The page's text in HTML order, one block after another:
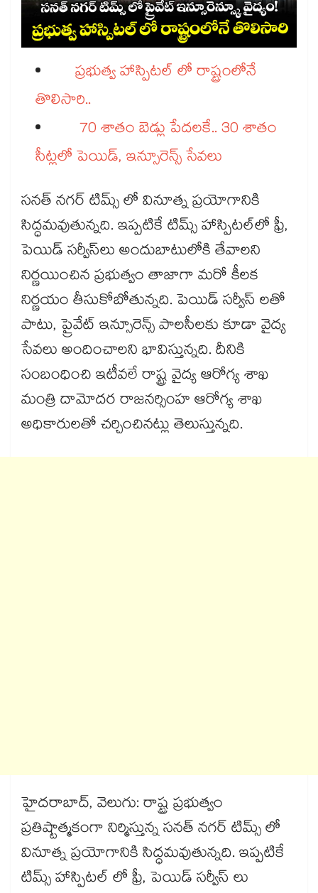
ప్రభుత్వ హాస్పిటల్ లో రాష్ట్రంలోనే
తొలిసారి..
70 శాతం బెడ్లు పేదలకే.. 30 శాతం
సీట్లలో పెయిడ్, ఇన్సూరెన్స్ సేవలు
సనత్ నగర్ టిమ్స్ లో వినూత్న ప్రయోగానికి
సిద్ధమవుతున్నది. ఇప్పటికే టిమ్స్ హాస్పిటల్​లో ఫ్రీ,
పెయిడ్ సర్వీస్​లు అందుబాటులోకి తేవాలని
నిర్ణయించిన ప్రభుత్వం తాజాగా మరో కీలక
నిర్ణయం తీసుకోబోతున్నది. పెయిడ్ సర్వీస్ లతో
పాటు, ప్రైవేట్ ఇన్సూరెన్స్ పాలసీలకు కూడా వైద్య
సేవలు అందించాలని భావిస్తున్నది. దీనికి
సంబంధించి ఇటీవలే రాష్ట్ర వైద్య ఆరోగ్య శాఖ
మంత్రి దామోదర రాజనర్సింహ ఆరోగ్య శాఖ
అధికారులతో చర్చించినట్లు తెలుస్తున్నది.
హైదరాబాద్, వెలుగు: రాష్ట్ర ప్రభుత్వం
ప్రతిష్టాత్మకంగా నిర్మిస్తున్న సనత్ నగర్ టిమ్స్ లో
వినూత్న ప్రయోగానికి సిద్ధమవుతున్నది. ఇప్పటికే
టిమ్స్ హాస్పిటల్ లో ఫ్రీ, పెయిడ్ సర్వీస్ లు